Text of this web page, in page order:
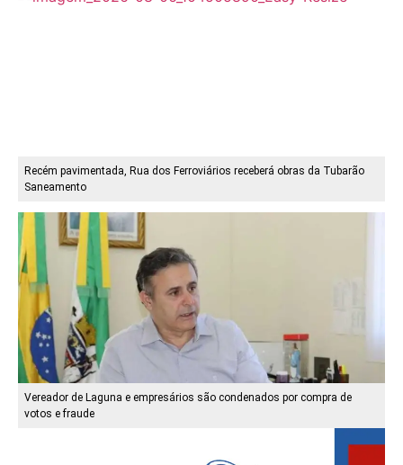
Recém pavimentada, Rua dos Ferroviários receberá obras da Tubarão
Saneamento
Vereador de Laguna e empresários são condenados por compra de
votos e fraude